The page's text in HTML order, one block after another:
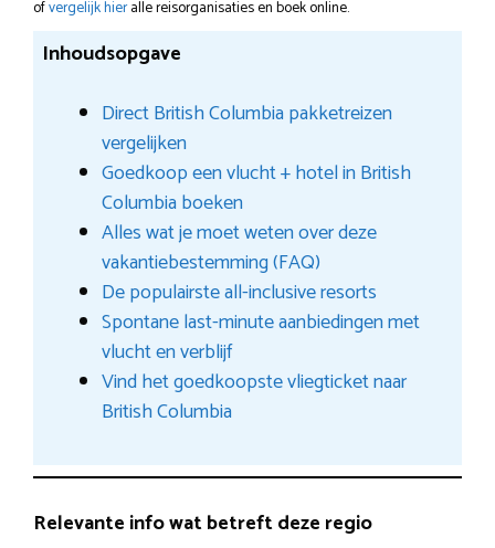
ofvergelijk hieralle reisorganisaties en boek online.
Inhoudsopgave
Direct British Columbia pakketreizen
vergelijken
Goedkoop een vlucht + hotel in British
Columbia boeken
Alles wat je moet weten over deze
vakantiebestemming (FAQ)
De populairste all-inclusive resorts
Spontane last-minute aanbiedingen met
vlucht en verblijf
Vind het goedkoopste vliegticket naar
British Columbia
Relevante info wat betreft deze regio